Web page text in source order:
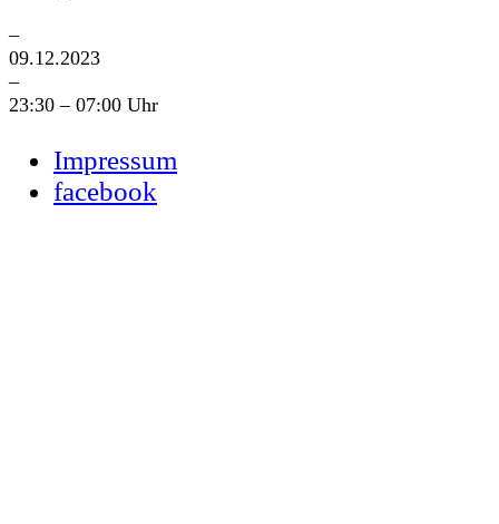
–
09.12.2023
–
23:30 – 07:00 Uhr
Impressum
facebook